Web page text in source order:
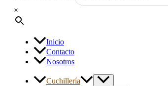
×
Inicio
Contacto
Nosotros
Cuchillería